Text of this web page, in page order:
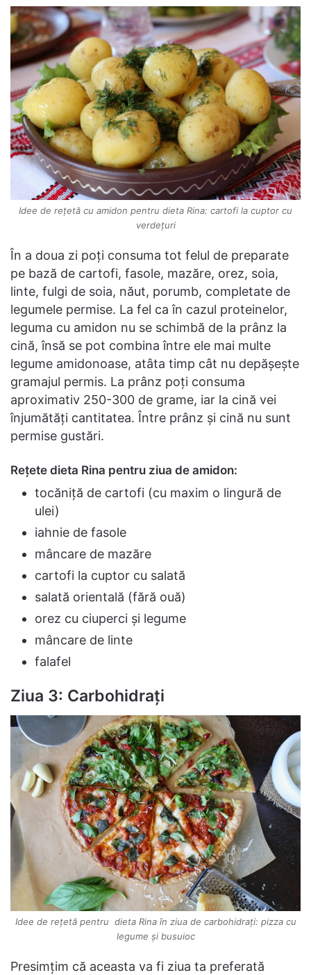
Idee de rețetă cu amidon pentru dieta Rina: cartofi la cuptor cu
verdețuri
În a doua zi poți consuma tot felul de preparate
pe bază de cartofi, fasole, mazăre, orez, soia,
linte, fulgi de soia, năut, porumb, completate de
legumele permise. La fel ca în cazul proteinelor,
leguma cu amidon nu se schimbă de la prânz la
cină, însă se pot combina între ele mai multe
legume amidonoase, atâta timp cât nu depășește
gramajul permis. La prânz poți consuma
aproximativ 250-300 de grame, iar la cină vei
înjumătăți cantitatea. Între prânz și cină nu sunt
permise gustări.
Rețete dieta Rina pentru ziua de amidon:
tocăniță de cartofi (cu maxim o lingură de
ulei)
iahnie de fasole
mâncare de mazăre
cartofi la cuptor cu salată
salată orientală (fără ouă)
orez cu ciuperci și legume
mâncare de linte
falafel
Ziua 3: Carbohidrați
Idee de rețetă pentru dieta Rina în ziua de carbohidrați: pizza cu
legume și busuioc
Presimțim că aceasta va fi ziua ta preferată